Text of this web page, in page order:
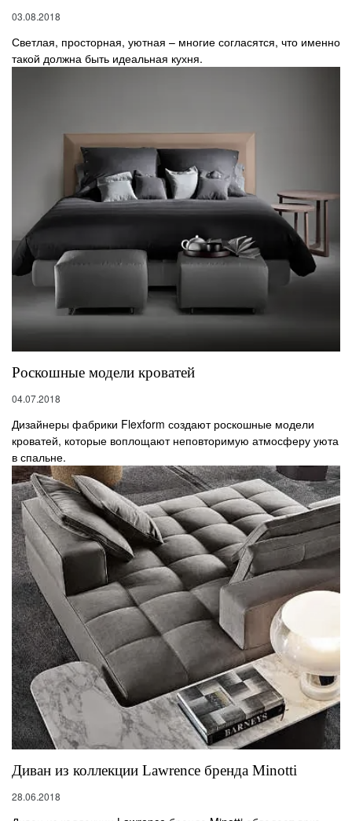
03.08.2018
Светлая, просторная, уютная – многие согласятся, что именно
такой должна быть идеальная кухня.
Роскошные модели кроватей
04.07.2018
Дизайнеры фабрики Flexform создают роскошные модели
кроватей, которые воплощают неповторимую атмосферу уюта
в спальне.
Диван из коллекции Lawrence бренда Minotti
28.06.2018